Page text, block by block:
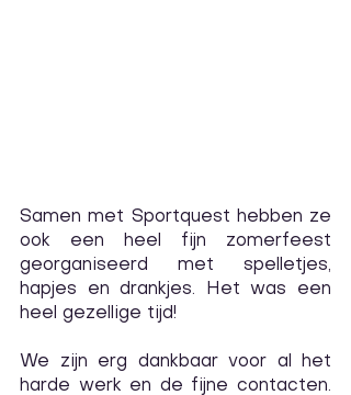
Samen met Sportquest hebben ze
ook een heel fijn zomerfeest
georganiseerd met spelletjes,
hapjes en drankjes. Het was een
heel gezellige tijd!
We zijn erg dankbaar voor al het
harde werk en de fijne contacten.